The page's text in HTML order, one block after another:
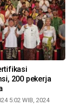
200 pekerja
5:02 WIB, 2024